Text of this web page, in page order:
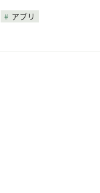
アプリ